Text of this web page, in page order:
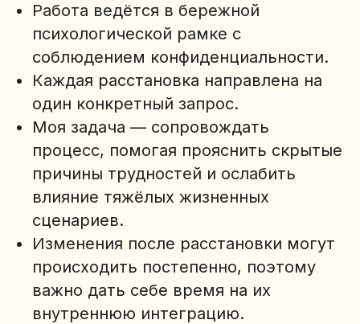
Работа ведётся в бережной
психологической рамке с
соблюдением конфиденциальности.
Каждая расстановка направлена на
один конкретный запрос.
Моя задача — сопровождать
процесс, помогая прояснить скрытые
причины трудностей и ослабить
влияние тяжёлых жизненных
сценариев.
Изменения после расстановки могут
происходить постепенно, поэтому
важно дать себе время на их
внутреннюю интеграцию.